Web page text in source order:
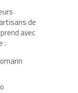
de
avec
: